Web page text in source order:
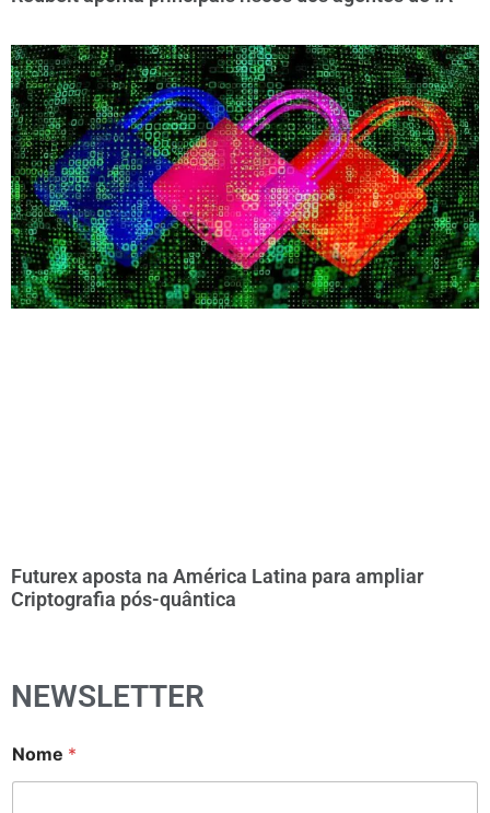
Futurex aposta na América Latina para ampliar
Criptografia pós-quântica
NEWSLETTER
Nome *